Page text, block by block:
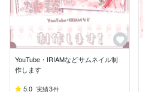
YouTube・IRIAMなどサムネイル制
作します
5.0 実績3件